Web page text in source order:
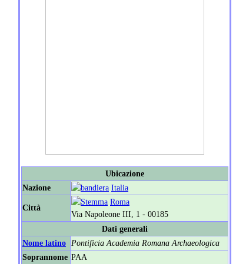
Ubicazione
Nazione
Italia
Città
Roma
Via Napoleone III, 1 - 00185
Dati generali
Nome latino Pontificia Academia Romana Archaeologica
Soprannome PAA